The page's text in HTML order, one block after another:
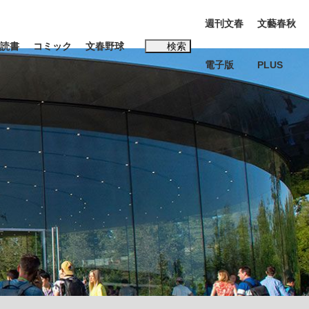
POPアイドルたち
読書 コミック 文春野球 検索
#松田聖子
週刊文春
電子版
文藝春秋
PLUS